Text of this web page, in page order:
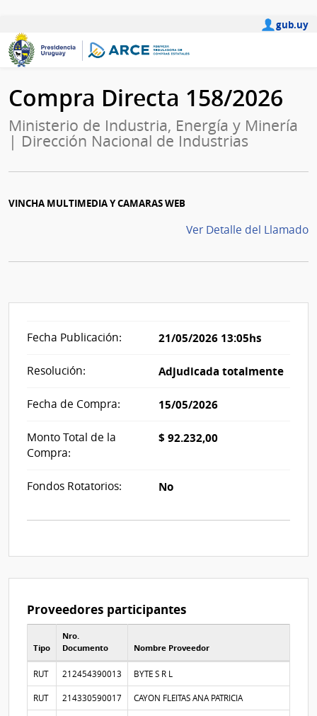
gub.uy
Compra Directa 158/2026
Ministerio de Industria, Energía y Minería
| Dirección Nacional de Industrias
VINCHA MULTIMEDIA Y CAMARAS WEB
Ver Detalle del Llamado
Fecha Publicación: 21/05/2026 13:05hs
Resolución: Adjudicada totalmente
Fecha de Compra: 15/05/2026
Monto Total de la
Compra:
$ 92.232,00
Fondos Rotatorios: No
Proveedores participantes
Tipo
Nro.
Documento
Nombre Proveedor
RUT 212454390013 BYTE S R L
RUT 214330590017 CAYON FLEITAS ANA PATRICIA